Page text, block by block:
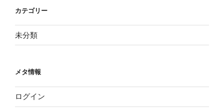
カテゴリー
未分類
メタ情報
ログイン